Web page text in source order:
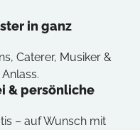
in ganz
Caterer, Musiker &
& persönliche
– auf Wunsch mit